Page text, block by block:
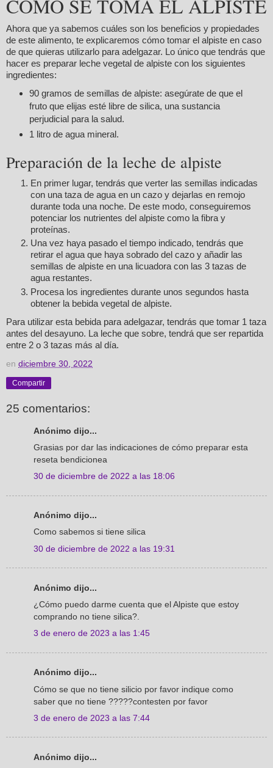
CÓMO SE TOMA EL ALPISTE
Ahora que ya sabemos cuáles son los beneficios y propiedades
de este alimento, te explicaremos cómo tomar el alpiste en caso
de que quieras utilizarlo para adelgazar. Lo único que tendrás que
hacer es preparar leche vegetal de alpiste con los siguientes
ingredientes:
90 gramos de semillas de alpiste: asegúrate de que el
fruto que elijas esté libre de silica, una sustancia
perjudicial para la salud.
1 litro de agua mineral.
Preparación de la leche de alpiste
En primer lugar, tendrás que verter las semillas indicadas
con una taza de agua en un cazo y dejarlas en remojo
durante toda una noche. De este modo, conseguiremos
potenciar los nutrientes del alpiste como la fibra y
proteínas.
Una vez haya pasado el tiempo indicado, tendrás que
retirar el agua que haya sobrado del cazo y añadir las
semillas de alpiste en una licuadora con las 3 tazas de
agua restantes.
Procesa los ingredientes durante unos segundos hasta
obtener la bebida vegetal de alpiste.
Para utilizar esta bebida para adelgazar, tendrás que tomar 1 taza
antes del desayuno. La leche que sobre, tendrá que ser repartida
entre 2 o 3 tazas más al día.
en diciembre 30, 2022
Compartir
25 comentarios:
Anónimo dijo...
Grasias por dar las indicaciones de cómo preparar esta
reseta bendicionea
30 de diciembre de 2022 a las 18:06
Anónimo dijo...
Como sabemos si tiene silica
30 de diciembre de 2022 a las 19:31
Anónimo dijo...
¿Cómo puedo darme cuenta que el Alpiste que estoy
comprando no tiene silica?.
3 de enero de 2023 a las 1:45
Anónimo dijo...
Cómo se que no tiene silicio por favor indique como
saber que no tiene ?????contesten por favor
3 de enero de 2023 a las 7:44
Anónimo dijo...